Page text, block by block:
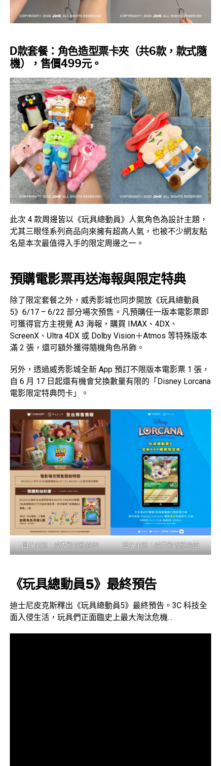
D款套餐：角色造型票卡夾（共6款，款式隨
機），售價499元。
此次 4 款周邊皆以《玩具總動員》人氣角色為設計主題，
尤其三眼怪系列商品向來擁有超高人氣，也被不少網友點
名是本次最值得入手的限定周邊之一。
預購電影票再送海報與限定特典
除了限定套餐之外，威秀影城也同步開放《玩具總動員
5》6/17 – 6/22 部分場次預售。凡預購任一版本電影票即
可獲得官方主視覺 A3 海報，購買 IMAX、4DX、
ScreenX、Ultra 4DX 或 Dolby Vision＋Atmos 等特殊版本
滿 2 張，還可額外獲得隨機角色吊飾。
另外，透過威秀影城全新 App 預訂不限版本電影票 1 張，
自 6 月 17 日起還有機會兌換數量有限的「Disney Lorcana
電影限定特典閃卡」。
圖片來源：威秀影城粉絲團 圖片來源：威秀影城粉絲團
《玩具總動員5》最終預告
迪士尼皮克斯釋出《玩具總動員5》最終預告。3C 科技全
面入侵生活，玩具們正面臨史上最大淘汰危機…